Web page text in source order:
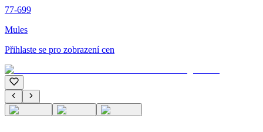
77-699
Mules
Přihlaste se pro zobrazení cen